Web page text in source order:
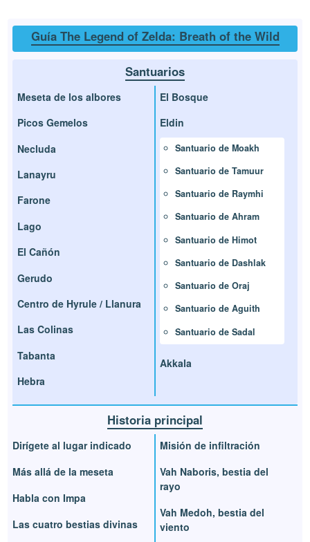
Guía The Legend of Zelda: Breath of the Wild
Santuarios
Meseta de los albores
Picos Gemelos
Necluda
Lanayru
Farone
Lago
El Cañón
Gerudo
Centro de Hyrule / Llanura
Las Colinas
Tabanta
Hebra
El Bosque
Eldin
Santuario de Moakh
Santuario de Tamuur
Santuario de Raymhi
Santuario de Ahram
Santuario de Himot
Santuario de Dashlak
Santuario de Oraj
Santuario de Aguith
Santuario de Sadal
Akkala
Historia principal
Dirígete al lugar indicado
Más allá de la meseta
Habla con Impa
Las cuatro bestias divinas
Misión de infiltración
Vah Naboris, bestia del
rayo
Vah Medoh, bestia del
viento